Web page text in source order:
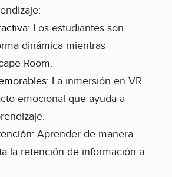
Los estudiantes son
dinámica mientras
Room.
La inmersión en VR
emocional que ayuda a
Aprender de manera
la retención de información a